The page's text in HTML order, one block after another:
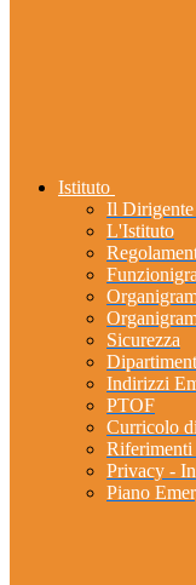
Istituto
Il Dirigente
L'Istituto
Sicurezza
Indirizzi
PTOF
Curricolo
Privacy -
Piano